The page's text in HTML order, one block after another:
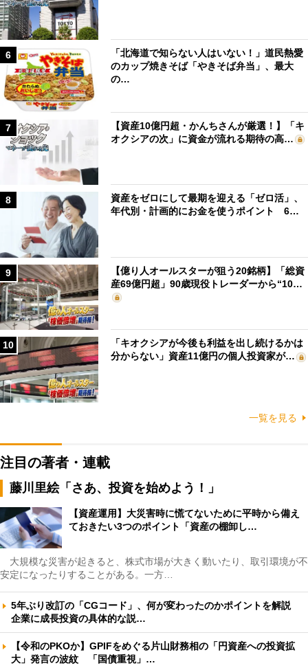
6
「北海道で知らない人はいない！」道民熱愛
のカップ焼きそば「やきそば弁当」、最大
の…
7
【資産10億円超・かんちさんが厳選！】「キ
オクシアの次」に資金が流れる期待の高…
8
資産をゼロにして最期を迎える「ゼロ活」、
年代別・計画的にお金を使うポイント 6…
9
【億り人オールスターが狙う20銘柄】「総資
産69億円超」90歳現役トレーダーから“10…
10
「キオクシアが今後も利益を出し続けるかは
分からない」資産11億円の個人投資家が…
一覧を見る
注目の著者・連載
藤川里絵「さあ、投資を始めよう！」
【資産運用】大災害時に慌てないために平時から備え
ておきたい3つのポイント「資産の棚卸し…
大規模な災害が起きると、株式市場が大きく動いたり、取引環境が不
安定になったりすることがある。一方…
5年ぶり改訂の「CGコード」、何が変わったのかポイントを解説
企業に成長投資の具体的な説…
【令和のPKOか】GPIFをめぐる片山財務相の「円資産への投資拡
大」発言の波紋 「国債重視」…